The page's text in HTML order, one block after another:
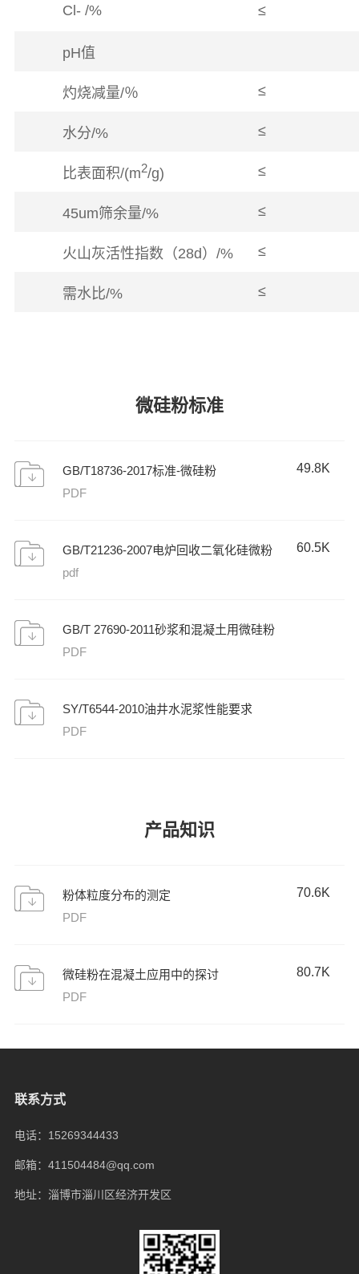
Cl- /% ≤
pH值
灼烧减量/％ ≤
水分/% ≤
比表面积/(m2/g) ≤
45um筛余量/% ≤
火山灰活性指数（28d）/% ≤
需水比/% ≤
微硅粉标准
GB/T18736-2017标准-微硅粉
PDF
49.8K
GB/T21236-2007电炉回收二氧化硅微粉
pdf
60.5K
GB/T 27690-2011砂浆和混凝土用微硅粉
PDF
SY/T6544-2010油井水泥浆性能要求
PDF
产品知识
粉体粒度分布的测定
PDF
70.6K
微硅粉在混凝土应用中的探讨
PDF
80.7K
联系方式
电话：15269344433
邮箱：411504484@qq.com
地址：淄博市淄川区经济开发区